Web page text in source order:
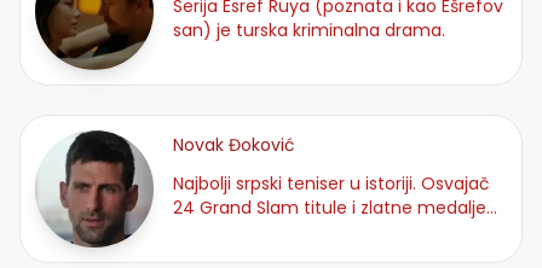
Serija Esref Ruya (poznata i kao Ešrefov
san) je turska kriminalna drama.
Novak Đoković
Najbolji srpski teniser u istoriji. Osvajač
24 Grand Slam titule i zlatne medalje